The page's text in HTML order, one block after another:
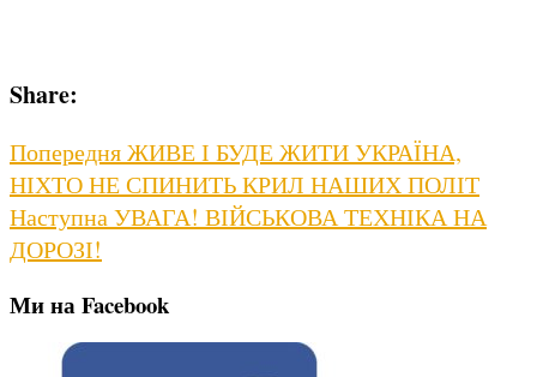
Share:
Навігація
записів
ПопередняPrevious
post:
ЖИВЕ І БУДЕ ЖИТИ УКРАЇНА,
НІХТО НЕ СПИНИТЬ КРИЛ НАШИХ ПОЛІТ
НаступнаNext
УВАГА! ВІЙСЬКОВА ТЕХНІКА НА
ДОРОЗІ!
Ми на Facebook